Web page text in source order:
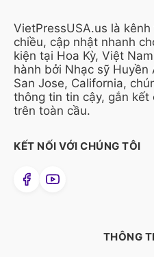
VietPressUSA.us là
chiều, cập nhật nhanh
kiện tại Hoa Kỳ, Việt
hành bởi Nhạc sỹ Huyền
San Jose, California,
thông tin tin cậy, gắn
trên toàn cầu.
KẾT NỐI VỚI CHÚNG TÔI
THÔNG